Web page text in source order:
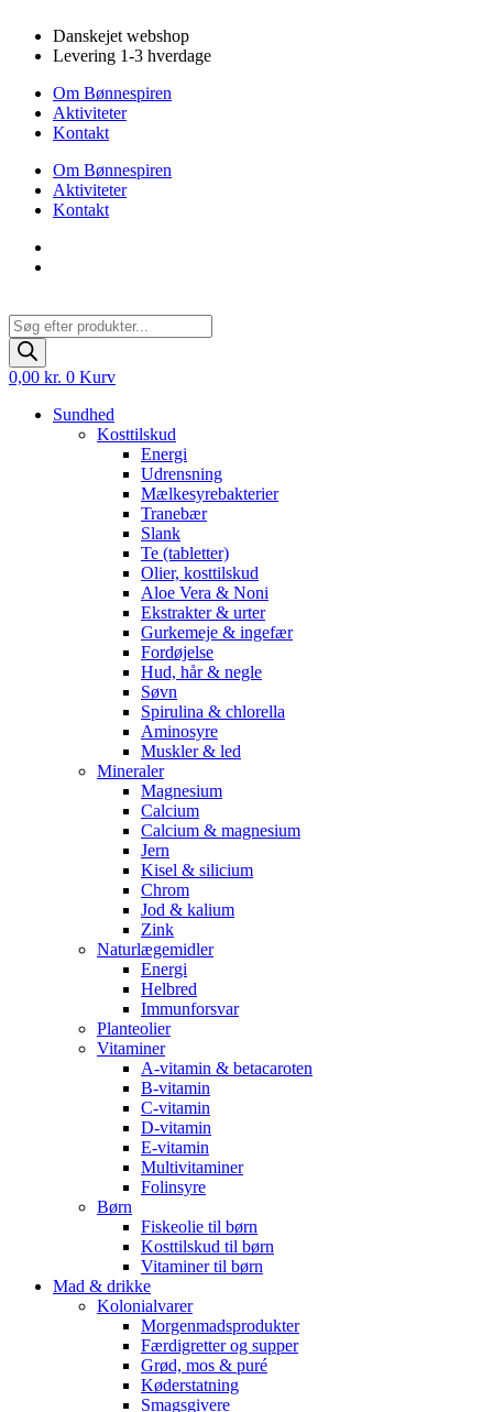
indhold
Danskejet webshop
Levering 1-3 hverdage
Om Bønnespiren
Aktiviteter
Kontakt
Om Bønnespiren
Aktiviteter
Kontakt
Products
search
0,00 kr. 0 Kurv
Sundhed
Kosttilskud
Energi
Udrensning
Mælkesyrebakterier
Tranebær
Slank
Te (tabletter)
Olier, kosttilskud
Aloe Vera & Noni
Ekstrakter & urter
Gurkemeje & ingefær
Fordøjelse
Hud, hår & negle
Søvn
Spirulina & chlorella
Aminosyre
Muskler & led
Mineraler
Magnesium
Calcium
Calcium & magnesium
Jern
Kisel & silicium
Chrom
Jod & kalium
Zink
Naturlægemidler
Energi
Helbred
Immunforsvar
Planteolier
Vitaminer
A-vitamin & betacaroten
B-vitamin
C-vitamin
D-vitamin
E-vitamin
Multivitaminer
Folinsyre
Børn
Fiskeolie til børn
Kosttilskud til børn
Vitaminer til børn
Mad & drikke
Kolonialvarer
Morgenmadsprodukter
Færdigretter og supper
Grød, mos & puré
Køderstatning
Smagsgivere